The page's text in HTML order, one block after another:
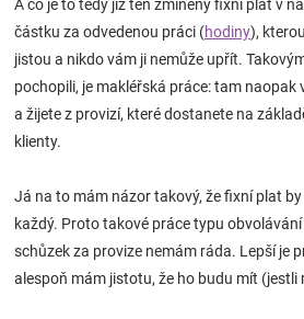
Přihlášení
A co je to tedy již ten zmíněný fixní plat v
částku za odvedenou práci (hodiny),
jistou a nikdo vám ji nemůže upřít.
pochopili, je makléřská práce: tam
a žijete z provizí, které dostanete na
klienty.
Já na to mám názor takový, že fixní plat
každý. Proto takové práce typu
schůzek za provize nemám ráda. Lepší je
alespoň mám jistotu, že ho budu mít (jestli